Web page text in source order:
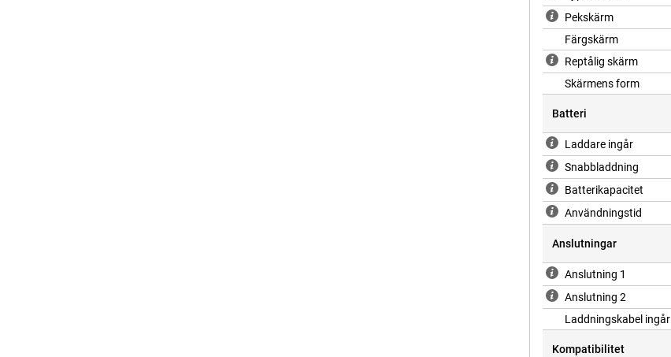
Pekskärm
Färgskärm
Reptålig skärm
Skärmens form
Batteri
Laddare ingår
Snabbladdning
Batterikapacitet
Användningstid
Anslutningar
Anslutning 1
Anslutning 2
Laddningskabel ingår
Kompatibilitet